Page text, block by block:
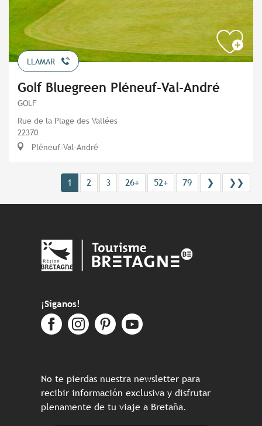
LLAMAR
Golf Bluegreen Pléneuf-Val-André
GOLF
Rue de la Plage des Vallées
22370
Pléneuf-Val-André
1 2 3 26+ 52+ 79 ❯ ❯❯
¡Síganos!
No te pierdas nuestra newsletter para
recibir información exclusiva y disfrutar
plenamente de tu viaje a Bretaña.